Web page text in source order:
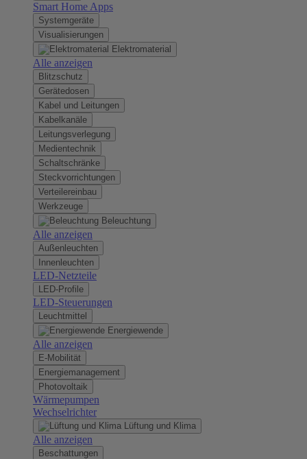
Smart Home Apps
Systemgeräte
Visualisierungen
Elektromaterial
Alle anzeigen
Blitzschutz
Gerätedosen
Kabel und Leitungen
Kabelkanäle
Leitungsverlegung
Medientechnik
Schaltschränke
Steckvorrichtungen
Verteilereinbau
Werkzeuge
Beleuchtung
Alle anzeigen
Außenleuchten
Innenleuchten
LED-Netzteile
LED-Profile
LED-Steuerungen
Leuchtmittel
Energiewende
Alle anzeigen
E-Mobilität
Energiemanagement
Photovoltaik
Wärmepumpen
Wechselrichter
Lüftung und Klima
Alle anzeigen
Beschattungen